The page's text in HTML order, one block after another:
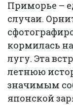
Приморье –
случаи.
кормилась
лугу. Эта
летнюю
значимым
японской